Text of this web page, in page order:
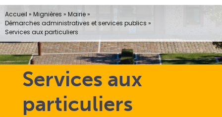
Services aux
particuliers
Accueil » Mignières » Mairie»
Démarches administratives et services publics »
Services aux particuliers